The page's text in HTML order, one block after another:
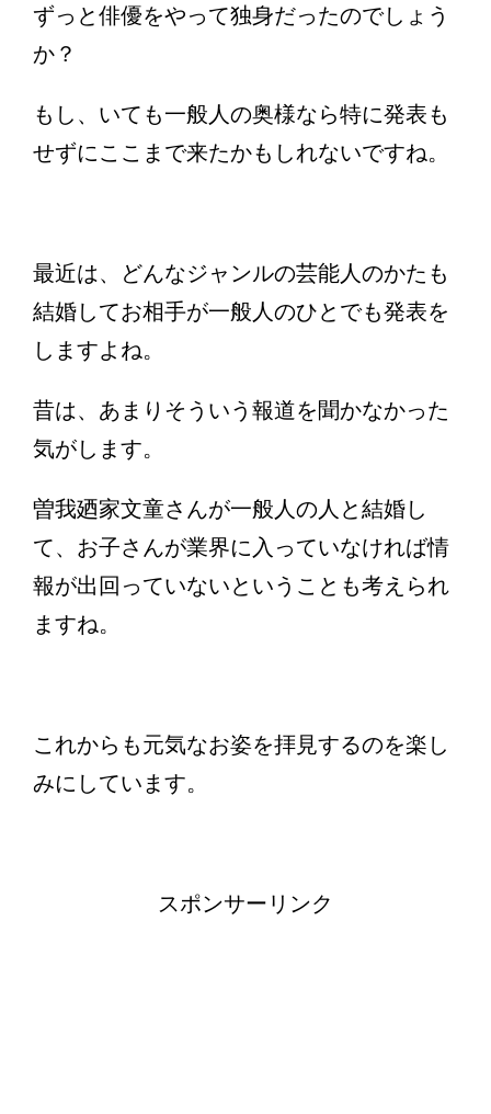
ずっと俳優をやって独身だったのでしょう
か？
もし、いても一般人の奥様なら特に発表も
せずにここまで来たかもしれないですね。
最近は、どんなジャンルの芸能人のかたも
結婚してお相手が一般人のひとでも発表を
しますよね。
昔は、あまりそういう報道を聞かなかった
気がします。
曽我廼家文童さんが一般人の人と結婚し
て、お子さんが業界に入っていなければ情
報が出回っていないということも考えられ
ますね。
これからも元気なお姿を拝見するのを楽し
みにしています。
スポンサーリンク